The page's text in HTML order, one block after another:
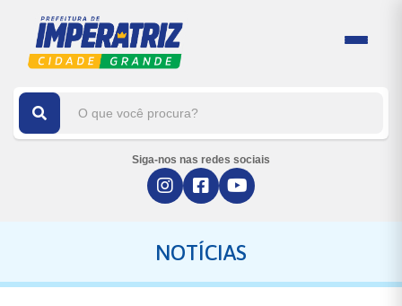
Siga-nos nas redes sociais
NOTÍCIAS